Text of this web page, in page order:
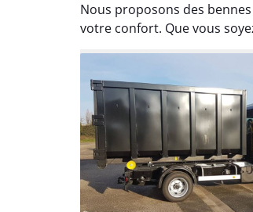
Nous proposons des
votre confort. Que vous